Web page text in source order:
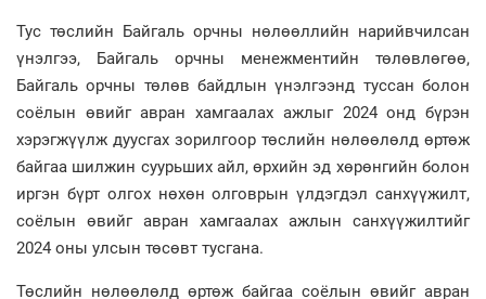
Тус төслийн Байгаль орчны нөлөөллийн нарийвчилсан
үнэлгээ, Байгаль орчны менежментийн төлөвлөгөө,
Байгаль орчны төлөв байдлын үнэлгээнд туссан болон
соёлын өвийг авран хамгаалах ажлыг 2024 онд бүрэн
хэрэгжүүлж дуусгах зорилгоор төслийн нөлөөлөлд өртөж
байгаа шилжин суурьших айл, өрхийн эд хөрөнгийн болон
иргэн бүрт олгох нөхөн олговрын үлдэгдэл санхүүжилт,
соёлын өвийг авран хамгаалах ажлын санхүүжилтийг
2024 оны улсын төсөвт тусгана.
Төслийн нөлөөлөлд өртөж байгаа соёлын өвийг авран